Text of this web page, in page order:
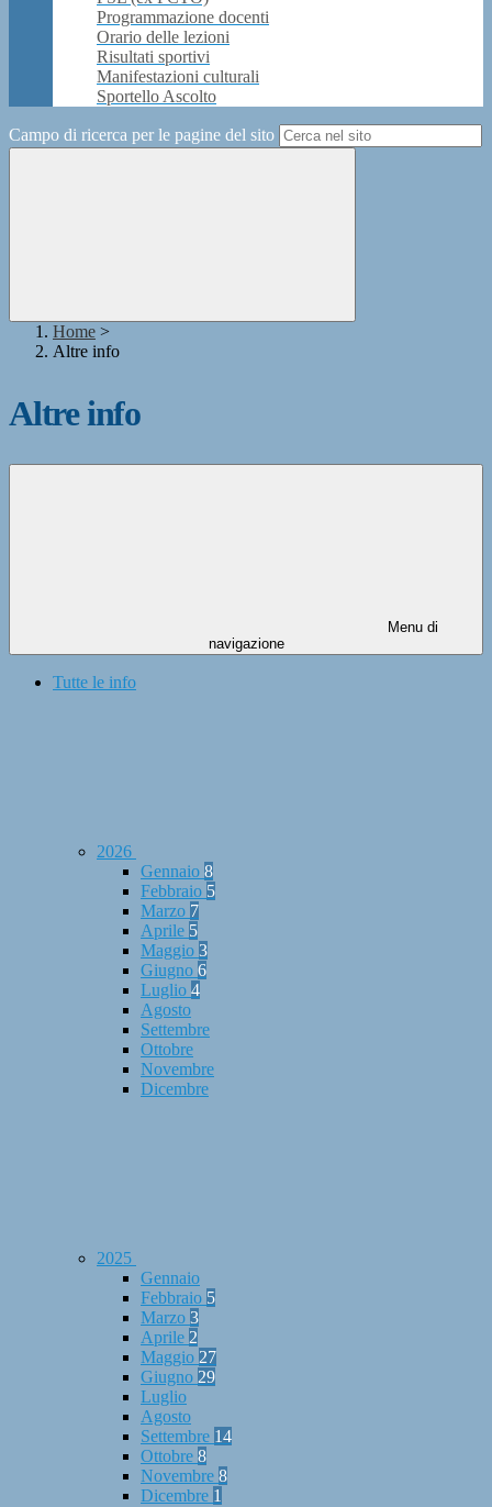
Programmazione docenti
Orario delle lezioni
Risultati sportivi
Manifestazioni culturali
Sportello Ascolto
Campo di ricerca per le pagine del sito
Home >
Altre info
Altre info
Menu di
navigazione
Tutte le info
2026
Gennaio 8
Febbraio 5
Marzo 7
Aprile 5
Maggio 3
Giugno 6
Luglio 4
Agosto
Settembre
Ottobre
Novembre
Dicembre
2025
Gennaio
Febbraio 5
Marzo 3
Aprile 2
Maggio 27
Giugno 29
Luglio
Agosto
Settembre 14
Ottobre 8
Novembre 8
Dicembre 1